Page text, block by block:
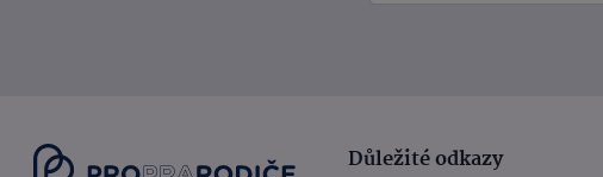
Důležité odkazy